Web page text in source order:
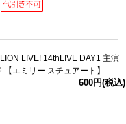
LIVE! 14thLIVE DAY1 主演
エミリー スチュアート】
600円(税込)